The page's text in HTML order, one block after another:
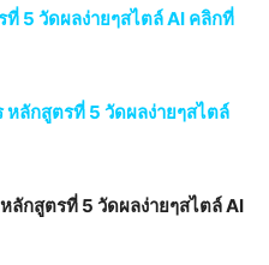
5 วัดผลง่ายๆสไตล์ AI คลิกที่
ลักสูตรที่ 5 วัดผลง่ายๆสไตล์
ลักสูตรที่ 5 วัดผลง่ายๆสไตล์ AI